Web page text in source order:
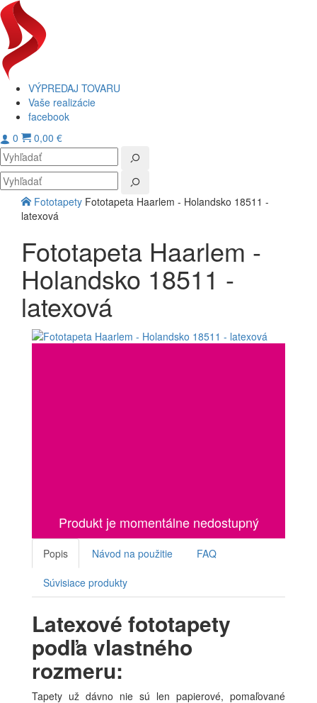
VÝPREDAJ TOVARU
Vaše realizácie
facebook
0 0,00 €
Fototapety Fototapeta Haarlem - Holandsko 18511 -
latexová
Fototapeta Haarlem -
Holandsko 18511 -
latexová
Produkt je momentálne nedostupný
Popis Návod na použitie FAQ
Súvisiace produkty
Latexové fototapety
podľa vlastného
rozmeru:
Tapety už dávno nie sú len papierové, pomaľované